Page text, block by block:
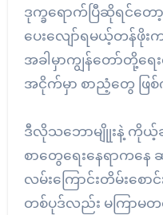
ဒုက္ခရောက်ပြီဆိုရင်
ပေးလျော်ရမယ့်တန်ဖို
အခါမှာကျွန်တော်တို့
အငိုက်မှာ စာညံ့တွေ ဖြ
ဒီလိုသဘောမျိုုးနဲ့ ကိုယ့်
စာတွေရေးနေရာကနေ
လမ်းကြောင်းတိမ်းစေ
တစ်ပုဒ်လည်း မကြာမ